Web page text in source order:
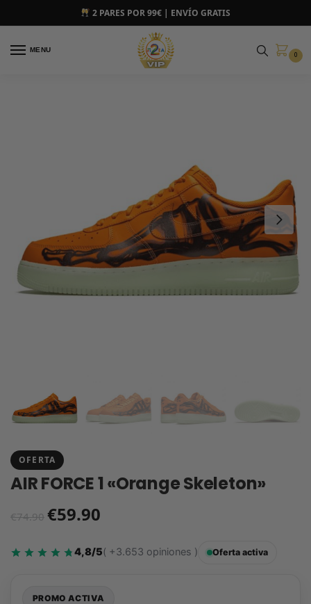
2 PARES POR 99€ | ENVÍO GRATIS
MENU
0
OFERTA
AIR FORCE 1 «Orange Skeleton»
€74.90 €59.90
4,8/5( +3.653 opiniones ) Oferta activa
PROMO ACTIVA